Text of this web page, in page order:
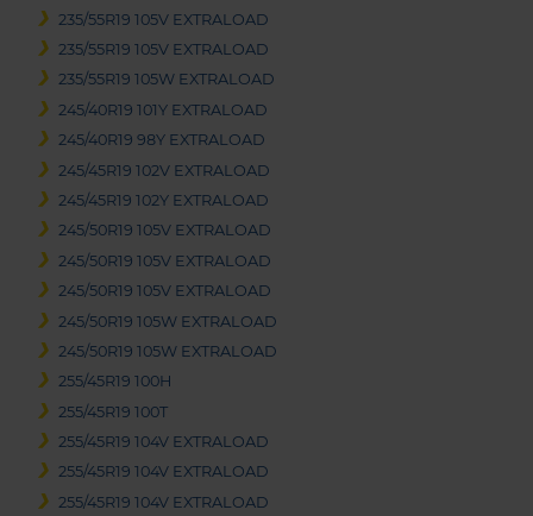
235/55R19 105V EXTRALOAD
235/55R19 105V EXTRALOAD
235/55R19 105W EXTRALOAD
245/40R19 101Y EXTRALOAD
245/40R19 98Y EXTRALOAD
245/45R19 102V EXTRALOAD
245/45R19 102Y EXTRALOAD
245/50R19 105V EXTRALOAD
245/50R19 105V EXTRALOAD
245/50R19 105V EXTRALOAD
245/50R19 105W EXTRALOAD
245/50R19 105W EXTRALOAD
255/45R19 100H
255/45R19 100T
255/45R19 104V EXTRALOAD
255/45R19 104V EXTRALOAD
255/45R19 104V EXTRALOAD